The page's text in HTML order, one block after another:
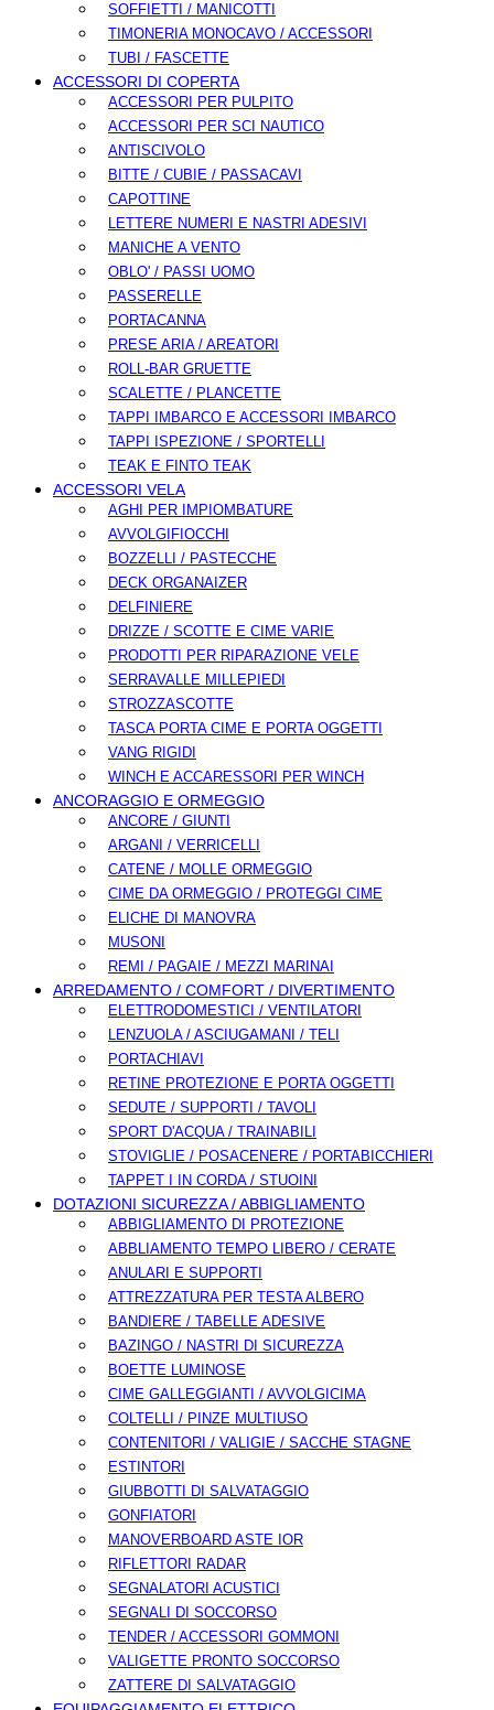
SOFFIETTI / MANICOTTI
TIMONERIA MONOCAVO / ACCESSORI
TUBI / FASCETTE
ACCESSORI DI COPERTA
ACCESSORI PER PULPITO
ACCESSORI PER SCI NAUTICO
ANTISCIVOLO
BITTE / CUBIE / PASSACAVI
CAPOTTINE
LETTERE NUMERI E NASTRI ADESIVI
MANICHE A VENTO
OBLO' / PASSI UOMO
PASSERELLE
PORTACANNA
PRESE ARIA / AREATORI
ROLL-BAR GRUETTE
SCALETTE / PLANCETTE
TAPPI IMBARCO E ACCESSORI IMBARCO
TAPPI ISPEZIONE / SPORTELLI
TEAK E FINTO TEAK
ACCESSORI VELA
AGHI PER IMPIOMBATURE
AVVOLGIFIOCCHI
BOZZELLI / PASTECCHE
DECK ORGANAIZER
DELFINIERE
DRIZZE / SCOTTE E CIME VARIE
PRODOTTI PER RIPARAZIONE VELE
SERRAVALLE MILLEPIEDI
STROZZASCOTTE
TASCA PORTA CIME E PORTA OGGETTI
VANG RIGIDI
WINCH E ACCARESSORI PER WINCH
ANCORAGGIO E ORMEGGIO
ANCORE / GIUNTI
ARGANI / VERRICELLI
CATENE / MOLLE ORMEGGIO
CIME DA ORMEGGIO / PROTEGGI CIME
ELICHE DI MANOVRA
MUSONI
REMI / PAGAIE / MEZZI MARINAI
ARREDAMENTO / COMFORT / DIVERTIMENTO
ELETTRODOMESTICI / VENTILATORI
LENZUOLA / ASCIUGAMANI / TELI
PORTACHIAVI
RETINE PROTEZIONE E PORTA OGGETTI
SEDUTE / SUPPORTI / TAVOLI
SPORT D'ACQUA / TRAINABILI
STOVIGLIE / POSACENERE / PORTABICCHIERI
TAPPET I IN CORDA / STUOINI
DOTAZIONI SICUREZZA / ABBIGLIAMENTO
ABBIGLIAMENTO DI PROTEZIONE
ABBLIAMENTO TEMPO LIBERO / CERATE
ANULARI E SUPPORTI
ATTREZZATURA PER TESTA ALBERO
BANDIERE / TABELLE ADESIVE
BAZINGO / NASTRI DI SICUREZZA
BOETTE LUMINOSE
CIME GALLEGGIANTI / AVVOLGICIMA
COLTELLI / PINZE MULTIUSO
CONTENITORI / VALIGIE / SACCHE STAGNE
ESTINTORI
GIUBBOTTI DI SALVATAGGIO
GONFIATORI
MANOVERBOARD ASTE IOR
RIFLETTORI RADAR
SEGNALATORI ACUSTICI
SEGNALI DI SOCCORSO
TENDER / ACCESSORI GOMMONI
VALIGETTE PRONTO SOCCORSO
ZATTERE DI SALVATAGGIO